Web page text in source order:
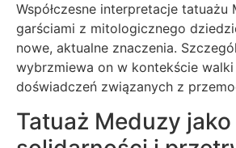
Współczesne interpretacje tatuażu
garściami z mitologicznego
nowe, aktualne znaczenia.
wybrzmiewa on w kontekście
doświadczeń związanych z
Tatuaż Meduzy